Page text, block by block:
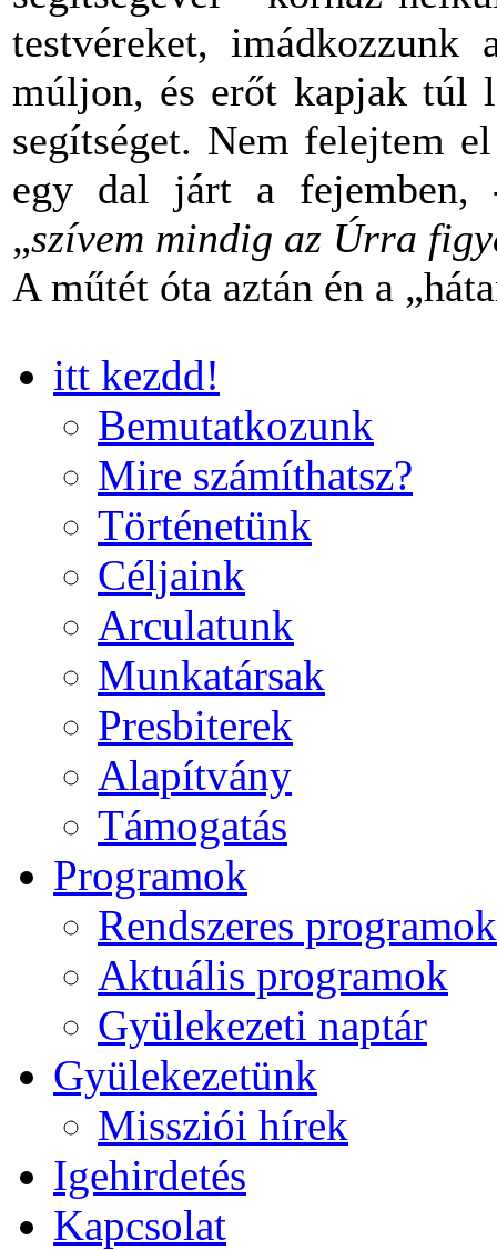
testvéreket,
múljon, és erőt kapjak túl
segítséget. Nem felejtem
egy dal járt a fejemben,
„szívem mindig az Úrra
A műtét óta aztán én a
itt kezdd!
Bemutatkozunk
Mire számíthatsz?
Történetünk
Céljaink
Arculatunk
Munkatársak
Presbiterek
Alapítvány
Támogatás
Programok
Rendszeres programok
Aktuális programok
Gyülekezeti naptár
Gyülekezetünk
Missziói hírek
Igehirdetés
Kapcsolat